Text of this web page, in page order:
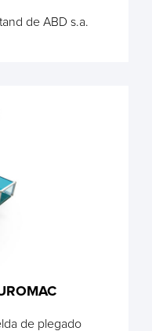
de ABD s.a.
de plegado